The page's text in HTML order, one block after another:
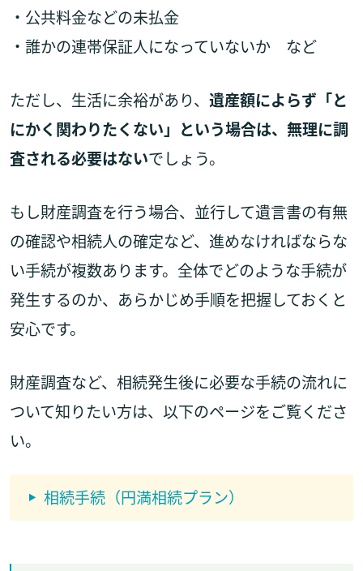
・公共料金などの未払金
・誰かの連帯保証人になっていないか など
ただし、生活に余裕があり、 遺産額によらず「と
にかく関わりたくない」という場合は、無理に調
査される必要はないでしょう。
もし財産調査を行う場合、並行して遺言書の有無
の確認や相続人の確定など、進めなければならな
い手続が複数あります。全体でどのような手続が
発生するのか、あらかじめ手順を把握しておくと
安心です。
財産調査など、相続発生後に必要な手続の流れに
ついて知りたい方は、以下のページをご覧くださ
い。
相続手続（円満相続プラン）